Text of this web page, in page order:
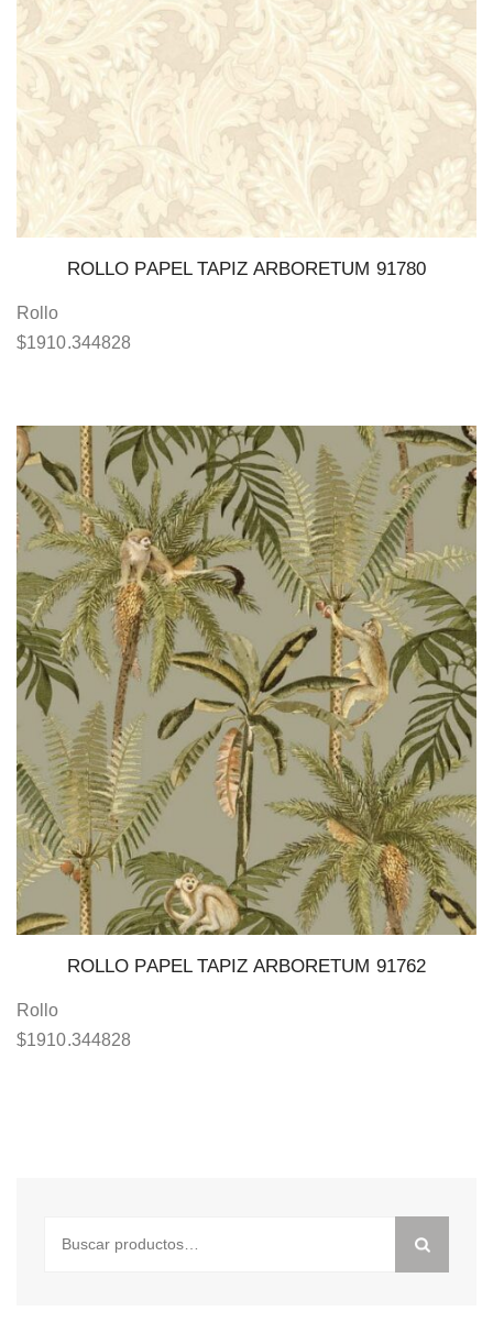
ROLLO PAPEL TAPIZ ARBORETUM 91780
Rollo
$1910.344828
ROLLO PAPEL TAPIZ ARBORETUM 91762
Rollo
$1910.344828